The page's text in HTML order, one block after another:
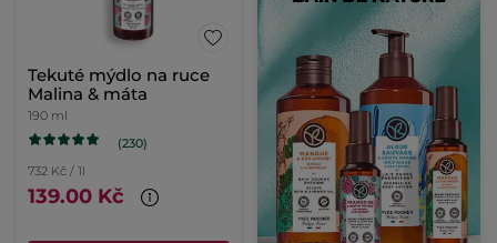
Tekuté mýdlo na ruce
Malina & máta
190 ml
(230)
732 Kč / 1l
139.00 Kč